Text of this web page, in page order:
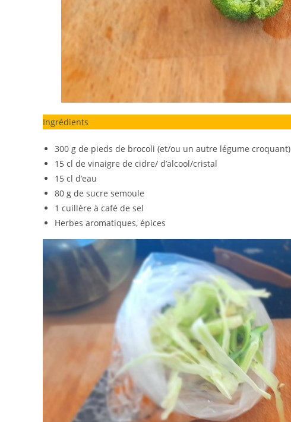
Ingrédients
300 g de pieds de brocoli (et/ou un autre légume croquant)
15 cl de vinaigre de cidre/ d’alcool/cristal
15 cl d’eau
80 g de sucre semoule
1 cuillère à café de sel
Herbes aromatiques, épices